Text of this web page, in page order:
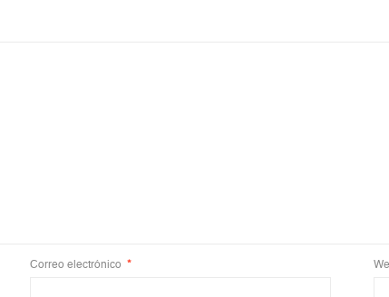
Correo electrónico *